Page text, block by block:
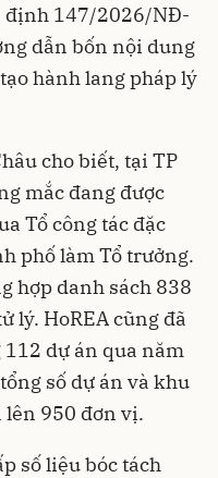
định 147/2026/NĐ-
dẫn bốn nội dung
hành lang pháp lý
cho biết, tại TP
mắc đang được
Tổ công tác đặc
phố làm Tổ trưởng.
hợp danh sách 838
lý. HoREA cũng đã
112 dự án qua năm
số dự án và khu
lên 950 đơn vị.
số liệu bóc tách